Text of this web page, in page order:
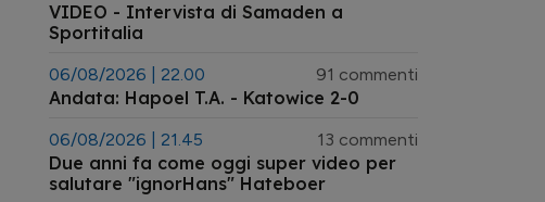
VIDEO - Intervista di Samaden a
Sportitalia
06/08/2026 | 22.00 91 commenti
Andata: Hapoel T.A. - Katowice 2-0
06/08/2026 | 21.45 13 commenti
Due anni fa come oggi super video per
salutare "ignorHans" Hateboer